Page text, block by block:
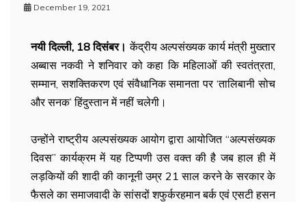
December 19, 2021
नयी दिल्ली, 18 दिसंबर। केंद्रीय अल्पसंख्यक कार्य मंत्री मुख्तार
अब्बास नकवी ने शनिवार को कहा कि महिलाओं की स्वतंत्रता,
सम्मान, सशक्तिकरण एवं संवैधानिक समानता पर ‘तालिबानी सोच
और सनक’ हिंदुस्तान में नहीं चलेगी।
उन्होंने राष्ट्रीय अल्पसंख्यक आयोग द्वारा आयोजित “अल्पसंख्यक
दिवस” कार्यक्रम में यह टिप्पणी उस वक्त की है जब हाल ही में
लड़कियों की शादी की कानूनी उम्र 21 साल करने के सरकार के
फैसले का समाजवादी के सांसदों शफुर्करहमान बर्क एवं एसटी हसन